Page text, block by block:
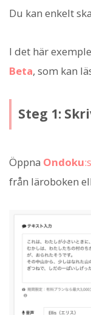
Du kan enkelt
I det här
Beta, som kan
Steg 1:
Öppna Ondoku
från läroboken